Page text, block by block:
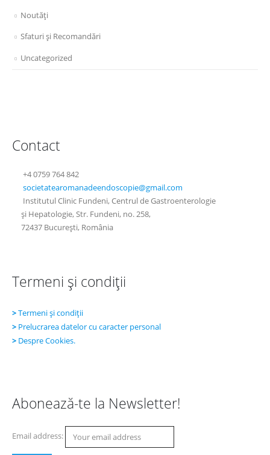
Noutăţi
Sfaturi şi Recomandări
Uncategorized
Contact
+4 0759 764 842
societatearomanadeendoscopie@gmail.com
Institutul Clinic Fundeni, Centrul de Gastroenterologie
şi Hepatologie, Str. Fundeni, no. 258,
72437 Bucureşti, România
Termeni şi condiţii
>Termeni şi condiţii
> Prelucrarea datelor cu caracter personal
> Despre Cookies.
Abonează-te la Newsletter!
Email address: